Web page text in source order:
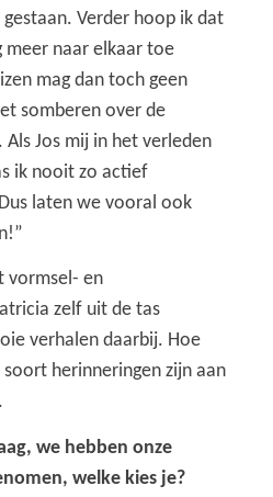
Verder hoop ik dat
meer naar elkaar toe
mag dan toch geen
somberen over de
Jos mij in het verleden
ik nooit zo actief
laten we vooral ook
vormsel- en
zelf uit de tas
verhalen daarbij. Hoe
herinneringen zijn aan
we hebben onze
welke kies je?